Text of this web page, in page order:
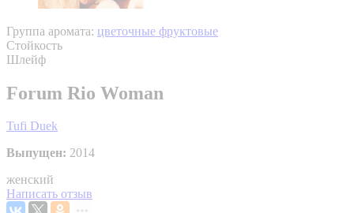
Группа аромата: цветочные фруктовые
Стойкость
Шлейф
Forum Rio Woman
Tufi Duek
Выпущен: 2014
женский
Написать отзыв